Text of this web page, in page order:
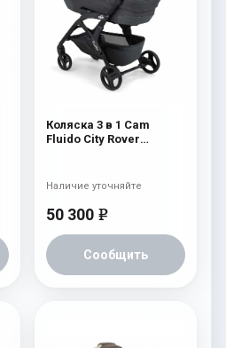
Коляска 3 в 1 Cam
Fluido City Rover
50 300 e
Сообщить
Наличие уточняйте